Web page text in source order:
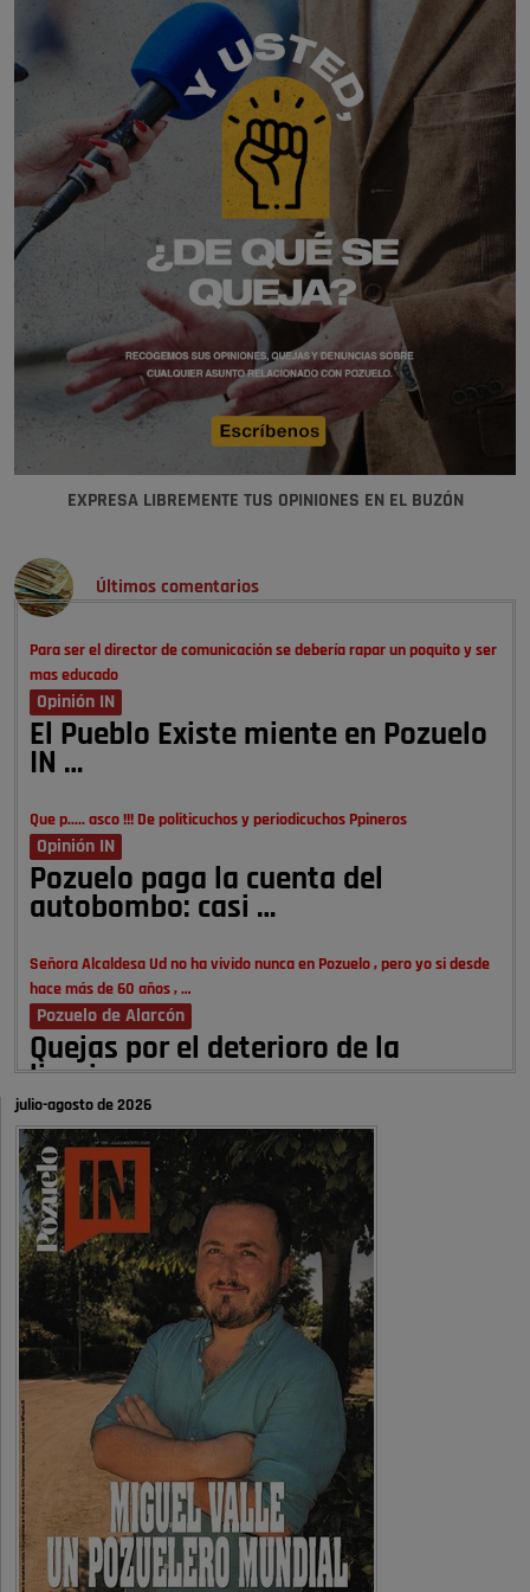
EXPRESA LIBREMENTE TUS OPINIONES EN EL BUZÓN
Últimos comentarios
Para ser el director de comunicación se debería rapar un poquito y ser
mas educado
Opinión IN
El Pueblo Existe miente en Pozuelo
IN …
Que p..... asco !!! De politicuchos y periodicuchos Ppineros
Opinión IN
Pozuelo paga la cuenta del
autobombo: casi …
Señora Alcaldesa Ud no ha vivido nunca en Pozuelo , pero yo si desde
hace más de 60 años , …
Pozuelo de Alarcón
Quejas por el deterioro de la
limpieza …
A ver si es posible que haya vivienda para familias con hijos y no
solamente jóvenes que no es tan …
Pozuelo de Alarcón
Pozuelo desbloquea
definitivamente Huerta Grande: las
obras …
Donde pueden inscribirse las personas empadronados en Pozuelo para
la vivienda asequible .
Pozuelo de Alarcón
Pozuelo desbloquea
definitivamente Huerta Grande: las
obras …
También pienso que si no fuéramos tan sucios no haría falta denunciar
Pozuelo de Alarcón
julio-agosto de 2026